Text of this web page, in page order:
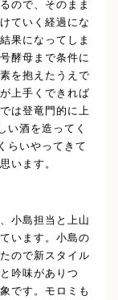
ので、そのまま
ていく経過にな
果になってしま
酵母まで条件に
を抱えたうえで
上手くできれば
は登竜門的に上
い酒を造ってく
らいやってきて
います。
小島担当と上山
います。小島の
ので新スタイル
吟味がありつ
です。モロミも